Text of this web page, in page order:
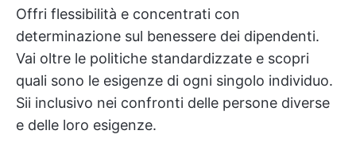
Offri flessibilità e concentrati con
determinazione sul benessere dei dipendenti.
Vai oltre le politiche standardizzate e scopri
quali sono le esigenze di ogni singolo individuo.
Sii inclusivo nei confronti delle persone diverse
e delle loro esigenze.